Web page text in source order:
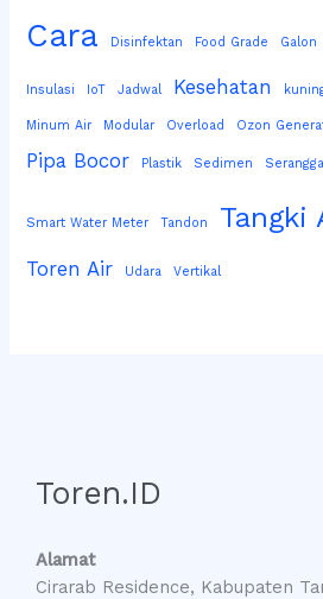
Cara Disinfektan Food Grade Galon
Insulasi IoT Jadwal Kesehatan
Minum Air Modular Overload Ozon
Pipa Bocor Plastik Sedimen Serangga
Smart Water Meter Tandon Tangki
Toren Air Udara Vertikal
Toren.ID
Alamat
Cirarab Residence, Kabupaten